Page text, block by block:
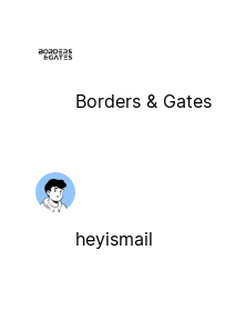
Borders & Gates
heyismail